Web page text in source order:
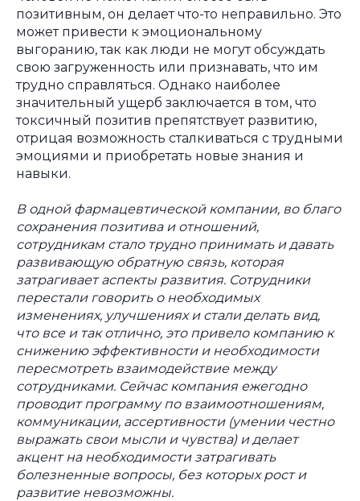
позитивным, он делает что-то неправильно. Это
может привести к эмоциональному
выгоранию, так как люди не могут обсуждать
свою загруженность или признавать, что им
трудно справляться. Однако наиболее
значительный ущерб заключается в том, что
токсичный позитив препятствует развитию,
отрицая возможность сталкиваться с трудными
эмоциями и приобретать новые знания и
навыки.
В одной фармацевтической компании, во благо
сохранения позитива и отношений,
сотрудникам стало трудно принимать и давать
развивающую обратную связь, которая
затрагивает аспекты развития. Сотрудники
перестали говорить о необходимых
изменениях, улучшениях и стали делать вид,
что все и так отлично, это привело компанию к
снижению эффективности и необходимости
пересмотреть взаимодействие между
сотрудниками. Сейчас компания ежегодно
проводит программу по взаимоотношениям,
коммуникации, ассертивности (умении честно
выражать свои мысли и чувства) и делает
акцент на необходимости затрагивать
болезненные вопросы, без которых рост и
развитие невозможны.